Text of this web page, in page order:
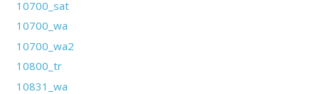
10700_sat
10700_wa
10700_wa2
10800_tr
10831_wa